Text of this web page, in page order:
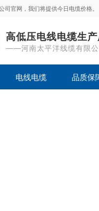
官网，我们将提供今日电缆价格。
高低压电线电缆生
——河南太平洋线缆有限公
电线电缆 品质保